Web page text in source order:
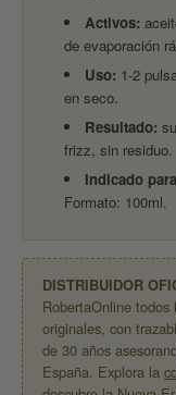
Activos:
de evaporación
Uso: 1-2
en seco.
Resultado:
frizz, sin residuo.
Indicado
Formato: 100ml.
DISTRIBUIDOR
RobertaOnline
originales, con
de 30 años
España. Explora la